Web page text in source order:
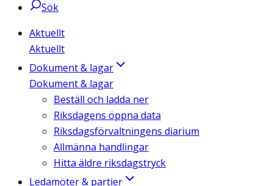
Sök
Aktuellt
Aktuellt
Dokument & lagar
Dokument & lagar
Beställ och ladda ner
Riksdagens öppna data
Riksdagsförvaltningens diarium
Allmänna handlingar
Hitta äldre riksdagstryck
Ledamöter & partier